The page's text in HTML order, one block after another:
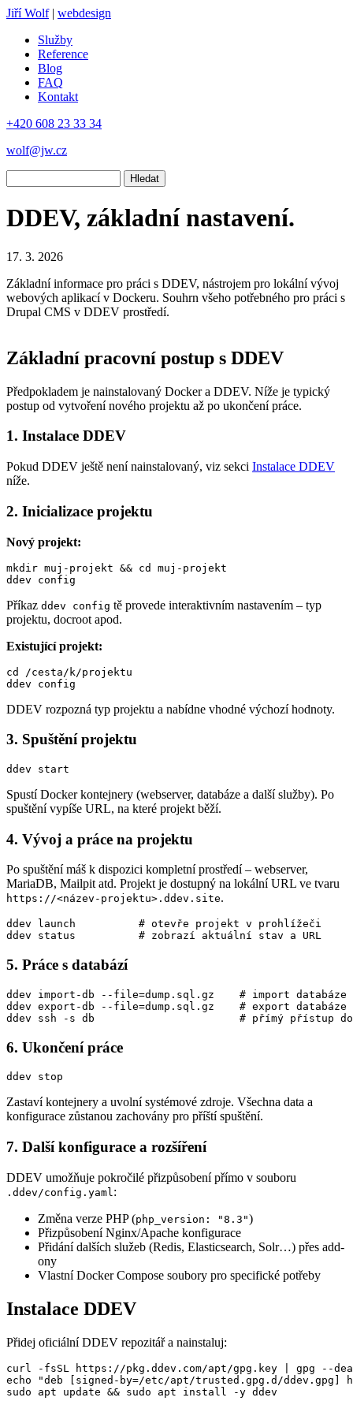
Jiří Wolf | webdesign
Služby
Reference
Blog
FAQ
Kontakt
+420 608 23 33 34
wolf@jw.cz
DDEV, základní nastavení.
17. 3. 2026
Základní informace pro práci s DDEV, nástrojem pro lokální vývoj
webových aplikací v Dockeru. Souhrn všeho potřebného pro práci s
Drupal CMS v DDEV prostředí.
Základní pracovní postup s DDEV
Předpokladem je nainstalovaný Docker a DDEV. Níže je typický
postup od vytvoření nového projektu až po ukončení práce.
1. Instalace DDEV
Pokud DDEV ještě není nainstalovaný, viz sekci Instalace DDEV
níže.
2. Inicializace projektu
Nový projekt:
mkdir muj-projekt && cd muj-projekt
ddev config
Příkaz ddev config tě provede interaktivním nastavením – typ
projektu, docroot apod.
Existující projekt:
cd /cesta/k/projektu
ddev config
DDEV rozpozná typ projektu a nabídne vhodné výchozí hodnoty.
3. Spuštění projektu
ddev start
Spustí Docker kontejnery (webserver, databáze a další služby). Po
spuštění vypíše URL, na které projekt běží.
4. Vývoj a práce na projektu
Po spuštění máš k dispozici kompletní prostředí – webserver,
MariaDB, Mailpit atd. Projekt je dostupný na lokální URL ve tvaru
https://<název-projektu>.ddev.site.
ddev launch          # otevře projekt v prohlížeči
ddev status          # zobrazí aktuální stav a URL
5. Práce s databází
ddev import-db --file=dump.sql.gz    # import databáze
ddev export-db --file=dump.sql.gz    # export databáze
ddev ssh -s db                       # přímý přístup do
6. Ukončení práce
ddev stop
Zastaví kontejnery a uvolní systémové zdroje. Všechna data a
konfigurace zůstanou zachovány pro příští spuštění.
7. Další konfigurace a rozšíření
DDEV umožňuje pokročilé přizpůsobení přímo v souboru
.ddev/config.yaml :
Změna verze PHP (php_version: "8.3")
Přizpůsobení Nginx/Apache konfigurace
Přidání dalších služeb (Redis, Elasticsearch, Solr…) přes add-
ony
Vlastní Docker Compose soubory pro specifické potřeby
Instalace DDEV
Přidej oficiální DDEV repozitář a nainstaluj:
curl -fsSL https://pkg.ddev.com/apt/gpg.key | gpg --
echo "deb [signed-by=/etc/apt/trusted.gpg.d/
sudo apt update && sudo apt install -y ddev